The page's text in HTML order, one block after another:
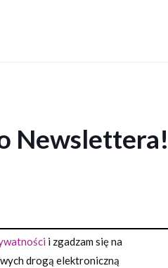
Newslettera!
i zgadzam się na
drogą elektroniczną